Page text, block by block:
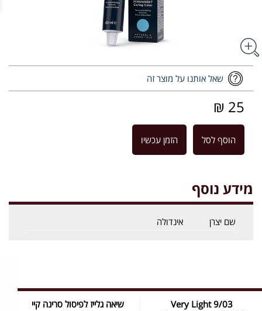
שאל אותנו על מוצר זה
25 ₪
הוסף לסל הזמן עכשיו
מידע נוסף
שם יצרן אינדולה
9/03 Very Light
שיאה גלייז לפיסול סרינה קיי